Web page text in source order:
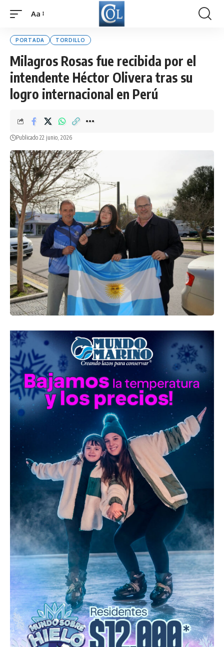
Font
Aa
PORTADA TORDILLO
Milagros Rosas fue recibida por el
intendente Héctor Olivera tras su
logro internacional en Perú
Publicado 22 junio, 2026